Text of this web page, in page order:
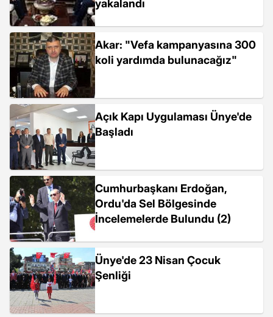
yakalandı
Akar: "Vefa kampanyasına 300
koli yardımda bulunacağız"
Açık Kapı Uygulaması Ünye'de
Başladı
Cumhurbaşkanı Erdoğan,
Ordu'da Sel Bölgesinde
İncelemelerde Bulundu (2)
Ünye'de 23 Nisan Çocuk
Şenliği